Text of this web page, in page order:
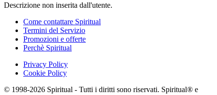
Descrizione non inserita dall'utente.
Come contattare Spiritual
Termini del Servizio
Promozioni e offerte
Perchè Spiritual
Privacy Policy
Cookie Policy
© 1998-2026 Spiritual - Tutti i diritti sono riservati. Spiritual® e